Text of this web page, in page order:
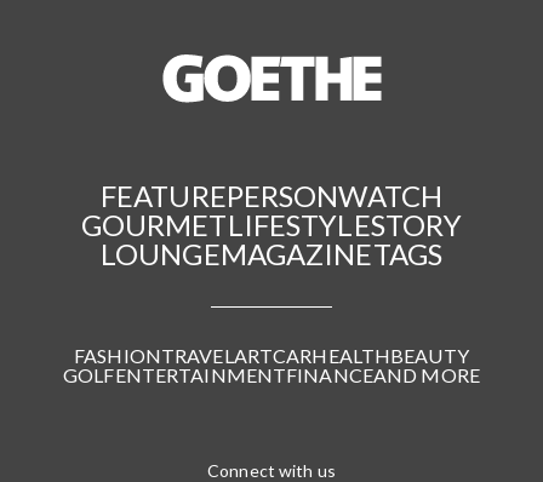
FEATUREPERSONWATCH
GOURMETLIFESTYLESTORY
LOUNGEMAGAZINETAGS
FASHIONTRAVELARTCARHEALTHBEAUTY
GOLFENTERTAINMENTFINANCEAND MORE
Connect with us